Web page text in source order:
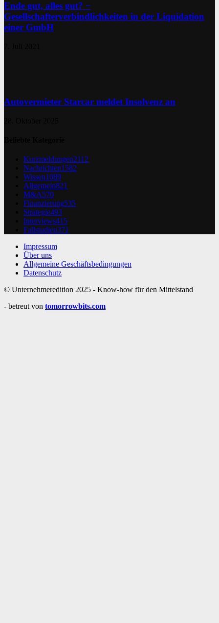
Ende gut, alles gut? −
Gesellschafterverbindlichkeiten in der Liquidation
einer GmbH
Autovermieter Starcar meldet Insolvenz an
Kurzmeldungen2112
Nachrichten1582
Wissen1089
Allgemein821
M&A570
Finanzierung535
Strategie493
Interviews415
Fallstudien371
Impressum
Über uns
Allgemeine Geschäftsbedingungen
Datenschutz
© Unternehmeredition 2025 - Know-how für den Mittelstand
- betreut von tomorrowbits.com